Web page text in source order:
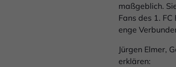
maßgeblich.
Fans des 1.
enge
Jürgen Elmer,
erklären: